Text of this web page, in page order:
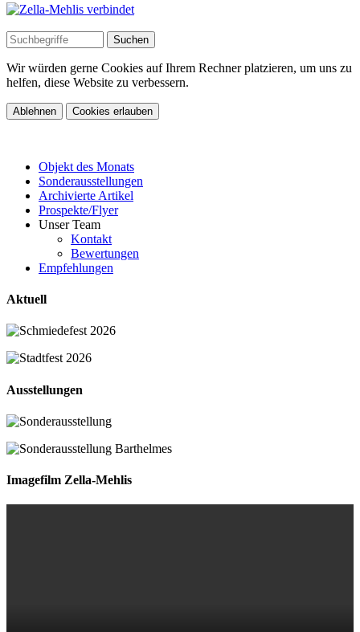
Wir würden gerne Cookies auf Ihrem Rechner platzieren, um uns zu
helfen, diese Website zu verbessern.
Ablehnen Cookies erlauben
Objekt des Monats
Sonderausstellungen
Archivierte Artikel
Prospekte/Flyer
Unser Team
Kontakt
Bewertungen
Empfehlungen
Aktuell
Ausstellungen
Imagefilm Zella-Mehlis